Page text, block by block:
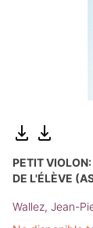
PETIT
DE L'ÉLÈVE
Wallez, Jean-